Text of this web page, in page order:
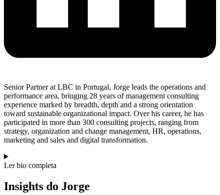
Senior Partner at LBC in Portugal, Jorge leads the operations and
performance area, bringing 28 years of management consulting
experience marked by breadth, depth and a strong orientation
toward sustainable organizational impact. Over his career, he has
participated in more than 300 consulting projects, ranging from
strategy, organization and change management, HR, operations,
marketing and sales and digital transformation.
Ler bio completa
Insights do Jorge